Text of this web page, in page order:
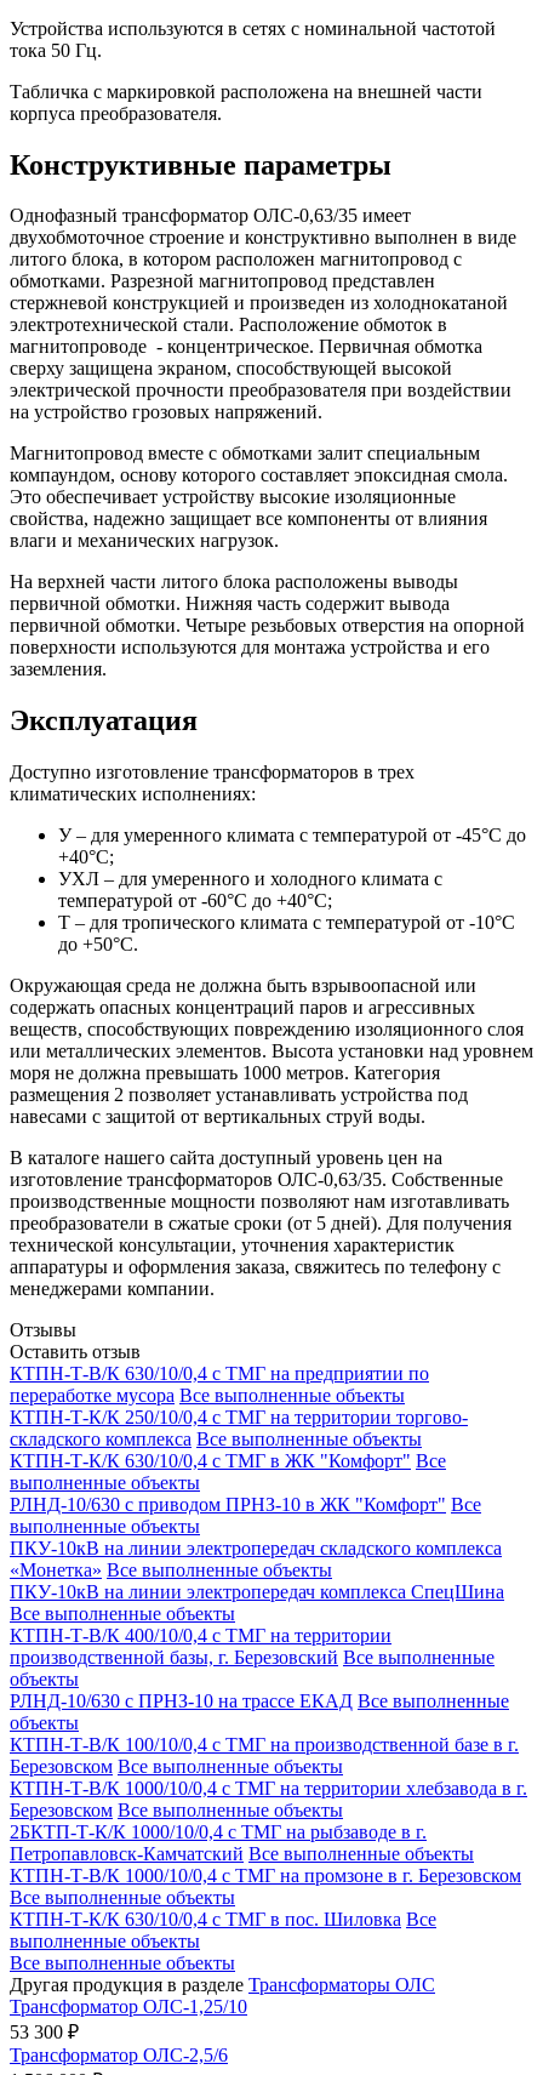
Устройства используются в сетях с номинальной частотой
тока 50 Гц.
Табличка с маркировкой расположена на внешней части
корпуса преобразователя.
Конструктивные параметры
Однофазный трансформатор ОЛС-0,63/35 имеет
двухобмоточное строение и конструктивно выполнен в виде
литого блока, в котором расположен магнитопровод с
обмотками. Разрезной магнитопровод представлен
стержневой конструкцией и произведен из холоднокатаной
электротехнической стали. Расположение обмоток в
магнитопроводе - концентрическое. Первичная обмотка
сверху защищена экраном, способствующей высокой
электрической прочности преобразователя при воздействии
на устройство грозовых напряжений.
Магнитопровод вместе с обмотками залит специальным
компаундом, основу которого составляет эпоксидная смола.
Это обеспечивает устройству высокие изоляционные
свойства, надежно защищает все компоненты от влияния
влаги и механических нагрузок.
На верхней части литого блока расположены выводы
первичной обмотки. Нижняя часть содержит вывода
первичной обмотки. Четыре резьбовых отверстия на опорной
поверхности используются для монтажа устройства и его
заземления.
Эксплуатация
Доступно изготовление трансформаторов в трех
климатических исполнениях:
У – для умеренного климата с температурой от -45°С до
+40°С;
УХЛ – для умеренного и холодного климата с
температурой от -60°С до +40°С;
Т – для тропического климата с температурой от -10°С
до +50°С.
Окружающая среда не должна быть взрывоопасной или
содержать опасных концентраций паров и агрессивных
веществ, способствующих повреждению изоляционного слоя
или металлических элементов. Высота установки над уровнем
моря не должна превышать 1000 метров. Категория
размещения 2 позволяет устанавливать устройства под
навесами с защитой от вертикальных струй воды.
В каталоге нашего сайта доступный уровень цен на
изготовление трансформаторов ОЛС-0,63/35. Собственные
производственные мощности позволяют нам изготавливать
преобразователи в сжатые сроки (от 5 дней). Для получения
технической консультации, уточнения характеристик
аппаратуры и оформления заказа, свяжитесь по телефону с
менеджерами компании.
Отзывы
Оставить отзыв
КТПН-Т-В/К 630/10/0,4 с ТМГ на предприятии по
переработке мусора Все выполненные объекты
КТПН-Т-К/К 250/10/0,4 с ТМГ на территории торгово-
складского комплекса Все выполненные объекты
КТПН-Т-К/К 630/10/0,4 с ТМГ в ЖК "Комфорт" Все
выполненные объекты
РЛНД-10/630 с приводом ПРНЗ-10 в ЖК "Комфорт" Все
выполненные объекты
ПКУ-10кВ на линии электропередач складского комплекса
«Монетка» Все выполненные объекты
ПКУ-10кВ на линии электропередач комплекса СпецШина
Все выполненные объекты
КТПН-Т-В/К 400/10/0,4 с ТМГ на территории
производственной базы, г. Березовский Все выполненные
объекты
РЛНД-10/630 с ПРНЗ-10 на трассе ЕКАД Все выполненные
объекты
КТПН-Т-В/К 100/10/0,4 с ТМГ на производственной базе в г.
Березовском Все выполненные объекты
КТПН-Т-В/К 1000/10/0,4 с ТМГ на территории хлебзавода в г.
Березовском Все выполненные объекты
2БКТП-Т-К/К 1000/10/0,4 с ТМГ на рыбзаводе в г.
Петропавловск-Камчатский Все выполненные объекты
КТПН-Т-В/К 1000/10/0,4 с ТМГ на промзоне в г. Березовском
Все выполненные объекты
КТПН-Т-К/К 630/10/0,4 с ТМГ в пос. Шиловка Все
выполненные объекты
Все выполненные объекты
Другая продукция в разделе Трансформаторы ОЛС
Трансформатор ОЛС-1,25/10
53 300 ₽
Трансформатор ОЛС-2,5/6